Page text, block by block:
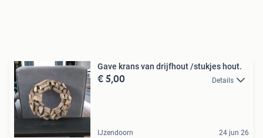
Gave krans van drijfhout /stukjes hout.
€ 5,00 Details
IJzendoorn 24 jun 26